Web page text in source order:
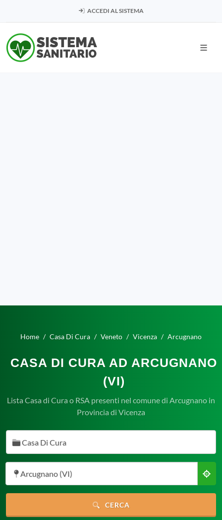
ACCEDI AL SISTEMA
Home Casa Di Cura Veneto Vicenza Arcugnano
CASA DI CURA AD ARCUGNANO
(VI)
Lista Casa di Cura o RSA presenti nel comune di Arcugnano in
Provincia di Vicenza
Casa Di Cura
Arcugnano (VI)
CERCA